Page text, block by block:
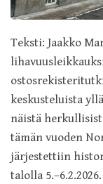
Teksti: Jaakko
keskusteluista
näistä
tämän vuoden
järjestettiin
talolla